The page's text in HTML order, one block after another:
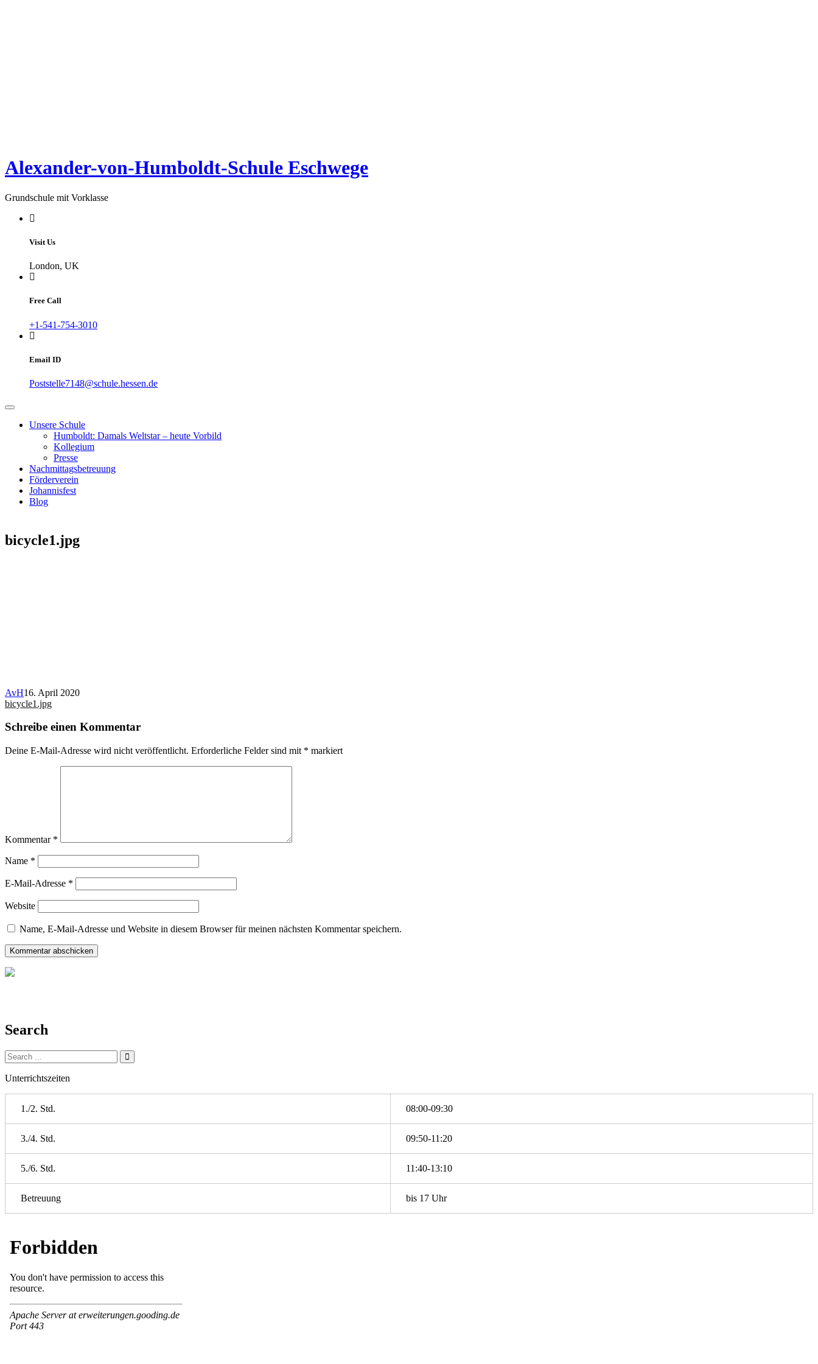
Alexander-von-Humboldt-Schule Eschwege
Grundschule mit Vorklasse
Visit Us
London, UK
Free Call
+1-541-754-3010
Email ID
Poststelle7148@schule.hessen.de
Unsere Schule
Humboldt: Damals Weltstar – heute Vorbild
Kollegium
Presse
Nachmittagsbetreuung
Förderverein
Johannisfest
Blog
bicycle1.jpg
AvH16. April 2020
Beitragsnavigation
bicycle1.jpg
Schreibe einen Kommentar
Deine E-Mail-Adresse wird nicht veröffentlicht. Erforderliche Felder sind mit * markiert
Kommentar *
Name *
E-Mail-Adresse *
Website
Name, E-Mail-Adresse und Website in diesem Browser für meinen nächsten Kommentar speichern.
Search
Search
for:
Unterrichtszeiten
1./2. Std. 08:00-09:30
3./4. Std. 09:50-11:20
5./6. Std. 11:40-13:10
Betreuung bis 17 Uhr